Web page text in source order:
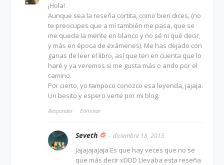
¡Hola!
Aunque sea la reseña cortita, como bien dices, (no
te preocupes que a mí también me pasa, que se
me queda la mente en blanco y no sé ni qué decir,
y más en época de exámenes). Me has dejado con
ganas de leer el libro, así que ten en cuenta que lo
haré y ya veremos si me gusta más o ando por el
camino.
Por cierto, yo tampoco conozco esa leyenda, jajaja.
Un besito y espero verte por mi blog.
Responder Eliminar
Seveth diciembre 18, 2015
Jajajajajaja Es que hay veces que no se
que más decir xDDD Llevaba esta reseña